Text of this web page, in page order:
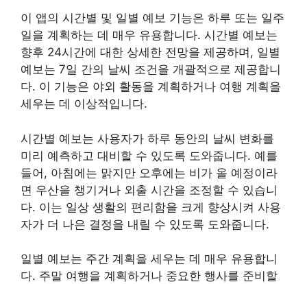
이 앱의 시간별 및 일별 예보 기능은 하루 또는 일주
일을 계획하는 데 매우 유용합니다. 시간별 예보는
향후 24시간에 대한 상세한 전망을 제공하며, 일별
예보는 7일 간의 날씨 조건을 개괄적으로 제공합니
다. 이 기능은 야외 활동을 계획하거나 여행 계획을
세우는 데 이상적입니다.
시간별 예보는 사용자가 하루 동안의 날씨 변화를
미리 예측하고 대비할 수 있도록 도와줍니다. 예를
들어, 아침에는 맑지만 오후에는 비가 올 예정이라
면 우산을 챙기거나 외출 시간을 조정할 수 있습니
다. 이는 일상 생활의 편리함을 크게 향상시켜 사용
자가 더 나은 결정을 내릴 수 있도록 도와줍니다.
일별 예보는 주간 계획을 세우는 데 매우 유용합니
다. 주말 여행을 계획하거나 중요한 행사를 준비할